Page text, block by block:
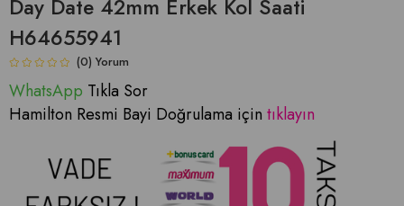
Day Date 42mm Erkek Kol Saati
H64655941
(0)
WhatsApp Tıkla Sor
Hamilton Resmi Bayi Doğrulama için tıklayın